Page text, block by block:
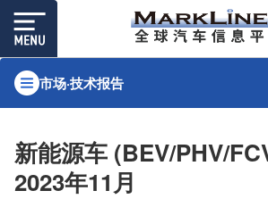
市场·技术报告
新能源车 (BEV/PHV/
2023年11月